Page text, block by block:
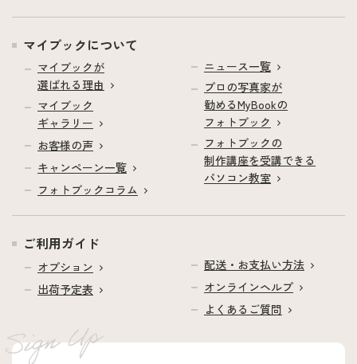
マイブックについて
マイブックが
選ばれる理由
マイブック
ギャラリー
お客様の声
キャンペーン一覧
フォトブックコラム
ニュース一覧
プロの写真家が
勧めるMyBookの
フォトブック
フォトブックの
制作講座を受講できる
パソコン教室
ご利用ガイド
オプション
出荷予定表
配送・お支払い方法
オンラインヘルプ
よくあるご質問